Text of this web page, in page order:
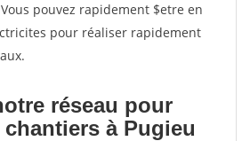
pouvez rapidement $etre en
pour réaliser rapidement
réseau pour
à Pugieu